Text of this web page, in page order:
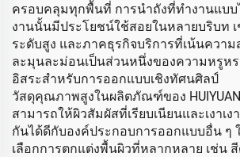
ครอบคลุมทุกพื้นที่ การนำถังที่ทำงานแบบ
งานนั้นมีประโยชน์ใช้สอยในหลายบริบท
ระดับสูง และภาคธุรกิจบริการที่เน้นความ
ละมุนละม่อนเป็นส่วนหนึ่งของความหรูห
อิสระสำหรับการออกแบบเชิงทัศนศิลป์
วัสดุคุณภาพสูงในผลิตภัณฑ์ของ HUIYUAN
สามารถให้ผิวสัมผัสที่เรียบเนียนและเงาเง
กันได้ดีกับองค์ประกอบการออกแบบอื่น ๆ
เลือกการตกแต่งพื้นผิวที่หลากหลาย เช่น